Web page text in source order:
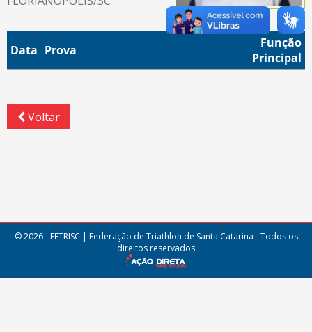
Data Prova
Função
Principal
Voltar
© 2026 - FETRISC | Federação de Triathlon de Santa Catarina - Todos os
direitos reservados